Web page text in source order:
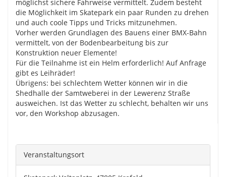
möglichst sichere Fahrweise vermittelt. Zudem besteht
die Möglichkeit im Skatepark ein paar Runden zu drehen
und auch coole Tipps und Tricks mitzunehmen.
Vorher werden Grundlagen des Bauens einer BMX-Bahn
vermittelt, von der Bodenbearbeitung bis zur
Konstruktion neuer Elemente!
Für die Teilnahme ist ein Helm erforderlich! Auf Anfrage
gibt es Leihräder!
Übrigens: bei schlechtem Wetter können wir in die
Shedhalle der Samtweberei in der Lewerenz Straße
ausweichen. Ist das Wetter zu schlecht, behalten wir uns
vor, den Workshop abzusagen.
Veranstaltungsort